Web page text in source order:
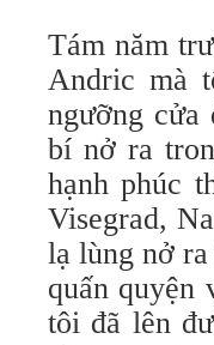
Tám năm
Andric mà
ngưỡng
bí nở ra
hạnh phúc
Visegrad,
lạ lùng nở
quấn
tôi đã lên